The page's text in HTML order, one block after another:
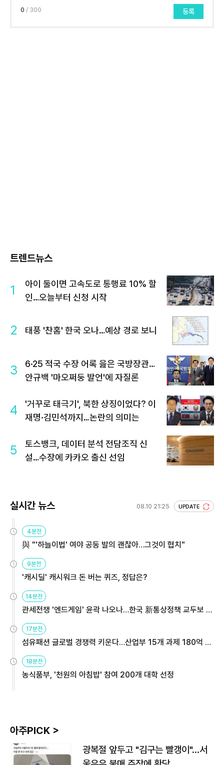
0 / 300 등록
트렌드뉴스
1
아이 둘이면 고속도로 통행료 10% 할
인…오늘부터 신청 시작
2 태풍 '찬홈' 한국 오나…예상 경로 보니
3
6·25 적국 수장 어록 읊은 국방장관…
안규백 '마오쩌둥 발언'에 자질론
4
'거꾸로 태극기', 북한 상징이었다? 이
재명·김민석까지…논란의 의미는
5
토스뱅크, 데이터 분석 전담조직 신
설…수장에 카카오 출신 선임
실시간 뉴스 08.10 21:25 UPDATE
4분전
與 "'하늘이법' 여야 공동 발의 괜찮아…그것이 협치"
9분전
'캐시딜' 캐시워크 돈 버는 퀴즈, 정답은?
14분전
관세전쟁 '엔드게임' 윤곽 나오나…한국 新통상정책 교두보 활
17분전
섬유패션 글로벌 경쟁력 키운다…산업부 15개 과제 180억 지
18분전
농식품부, '천원의 아침밥' 참여 200개 대학 선정
아주PICK >
광복절 앞두고 "김구는 빨갱이"…서